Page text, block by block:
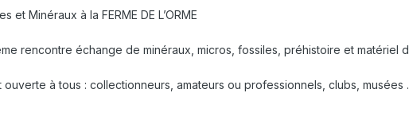
et Minéraux à la FERME DE L’ORME
rencontre échange de minéraux, micros, fossiles, préhistoire et matériel
à tous : collectionneurs, amateurs ou professionnels, clubs, musées